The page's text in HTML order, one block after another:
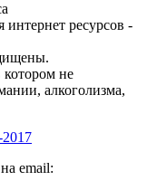
интернет ресурсов -
котором не
алкоголизма,
email: